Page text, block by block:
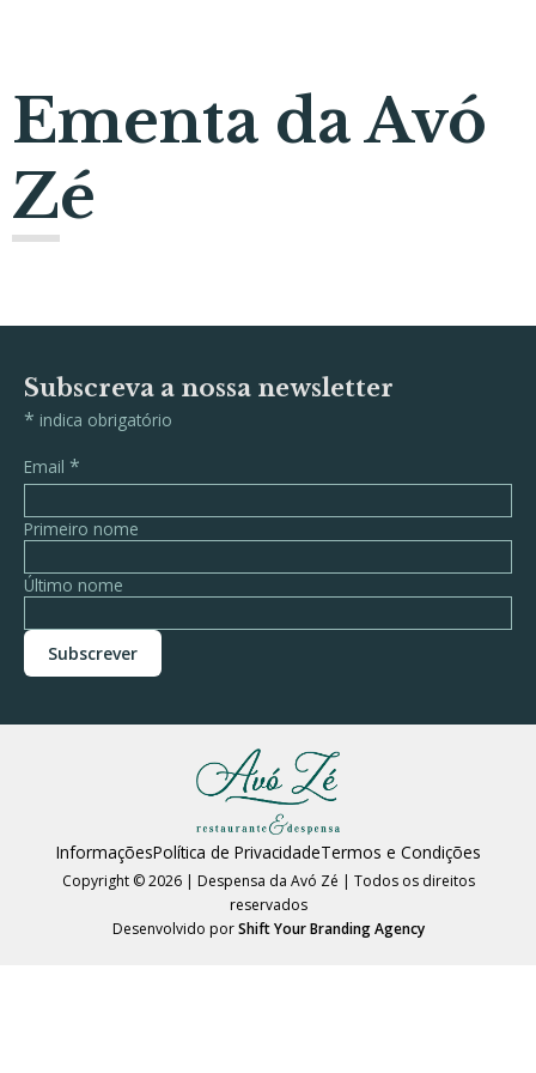
Ementa da Avó
Zé
Subscreva a nossa newsletter
* indica obrigatório
Email *
Primeiro nome
Último nome
InformaçõesPolítica de PrivacidadeTermos e Condições
Copyright © 2026 | Despensa da Avó Zé | Todos os direitos
reservados
Desenvolvido porShift Your Branding Agency